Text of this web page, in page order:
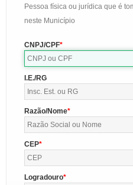
Pessoa física ou jurídica que é
neste Município
CNPJ/CPF
I.E./RG
Razão/Nome
CEP
Logradouro